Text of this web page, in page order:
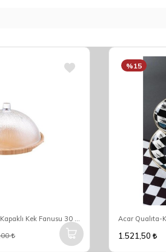
Bambum Kuga Cam Kapaklı Kek Fanusu 30 Cm B3625
%15
1.521,50